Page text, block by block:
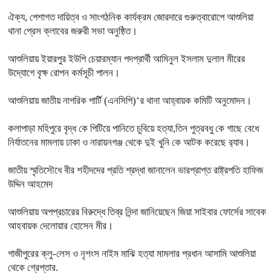
ঐক্য, পেশাগত দায়িত্ব ও সাংগঠনিক কার্যক্রম জোরদারে গুরুত্বারোপে আশুলিয়া
থানা প্রেস ক্লাবের জরুরী সভা অনুষ্ঠিত।
আশুলিয়ায় ইয়ারপুর ইউপি চেয়ারম্যান পদপ্রার্থী আমিনুল ইসলাম দুলাল মীরের
উদ্যোগে বৃক্ষ রোপন কর্মসূচী পালন।
আশুলিয়ায় জাতীয় নাগরিক পার্টি (এনসিপি)’র থানা আহ্বায়ক কমিটি অনুমোদন।
কলাপাড়া মহিপুরে বৃদ্ধ কে পিটিয়ে পানিতে চুবিয়ে হত্যা,তিন পুত্রবধু কে গাছে বেধে
নির্যাতনের মামলায় ঢাকা ও নারায়নগঞ্জ থেকে দুই খুনি কে আটক করেছে র‍্যাব।
জাতীয় স্মৃতিসৌধে বীর শহীদদের প্রতি শ্রদ্ধা জানালেন ভারপ্রাপ্ত রাষ্ট্রপতি হাফিজ
উদ্দিন আহমেদ
আশুলিয়ায় অপপ্রচারের বিরুদ্ধে তিব্র নিন্দা জানিয়েছেন জিয়া সাইবার ফোর্সের সাবেক
আহবায়ক দেলোয়ার হোসেন মীর।
গাজীপুরের ক্লু-লেস ও নৃশংস নাইম মাঝি হত্যা মামলার প্রধান আসামি আশুলিয়া
থেকে গ্রেপ্তার.